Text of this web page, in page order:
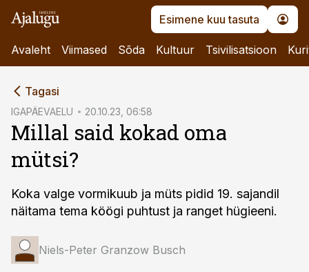
Esimene kuu tasuta
Avaleht Viimased Sõda Kultuur Tsivilisatsioon
Tagasi
IGAPÄEVAELU 20.10.23, 06:58
Millal said kokad oma
mütsi?
Koka valge vormikuub ja müts pidid 19. sajandil
näitama tema köögi puhtust ja ranget hügieeni.
Niels-Peter Granzow Busch